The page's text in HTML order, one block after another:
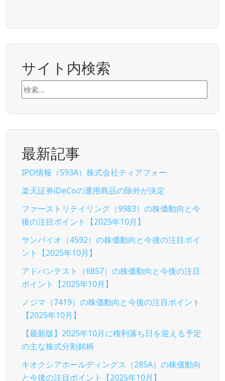
サイト内検索
検
索:
最新記事
IPO情報（593A）株式会社ティアフォー
楽天証券iDeCoの運用商品の除外が決定
ファーストリテイリング（9983）の株価動向と今
後の注目ポイント【2025年10月】
サンバイオ（4592）の株価動向と今後の注目ポイ
ント【2025年10月】
アドバンテスト（6857）の株価動向と今後の注目
ポイント【2025年10月】
ノジマ（7419）の株価動向と今後の注目ポイント
【2025年10月】
【最新版】2025年10月に権利落ち日を迎える予定
の主な株式分割銘柄
キオクシアホールディングス（285A）の株価動向
と今後の注目ポイント【2025年10月】